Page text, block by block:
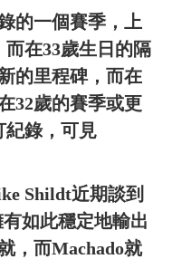
的一個賽季，上
在33歲生日的隔
的里程碑，而在
32歲的賽季或更
紀錄，可見
Shildt近期談到
如此穩定地輸出
，而Machado就